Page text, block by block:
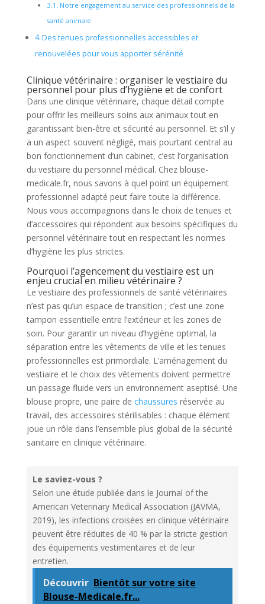
Notre engagement au service des professionnels de la
santé animale
Des tenues professionnelles accessibles et
renouvelées pour vous apporter sérénité
Clinique vétérinaire : organiser le vestiaire du
personnel pour plus d’hygiène et de confort
Dans une clinique vétérinaire, chaque détail compte
pour offrir les meilleurs soins aux animaux tout en
garantissant bien-être et sécurité au personnel. Et s’il y
a un aspect souvent négligé, mais pourtant central au
bon fonctionnement d’un cabinet, c’est l’organisation
du vestiaire du personnel médical. Chez blouse-
medicale.fr, nous savons à quel point un équipement
professionnel adapté peut faire toute la différence.
Nous vous accompagnons dans le choix de tenues et
d’accessoires qui répondent aux besoins spécifiques du
personnel vétérinaire tout en respectant les normes
d’hygiène les plus strictes.
Pourquoi l’agencement du vestiaire est un
enjeu crucial en milieu vétérinaire ?
Le vestiaire des professionnels de santé vétérinaires
n’est pas qu’un espace de transition ; c’est une zone
tampon essentielle entre l’extérieur et les zones de
soin. Pour garantir un niveau d’hygiène optimal, la
séparation entre les vêtements de ville et les tenues
professionnelles est primordiale. L’aménagement du
vestiaire et le choix des vêtements doivent permettre
un passage fluide vers un environnement aseptisé. Une
blouse propre, une paire de chaussures réservée au
travail, des accessoires stérilisables : chaque élément
joue un rôle dans l’ensemble plus global de la sécurité
sanitaire en clinique vétérinaire.
Le saviez-vous ?
Selon une étude publiée dans le Journal of the
American Veterinary Medical Association (JAVMA,
2019), les infections croisées en clinique vétérinaire
peuvent être réduites de 40 % par la stricte gestion
des équipements vestimentaires et de leur
entretien.
Découvrir Bientôt sur votre site
Blouse-Medicale.fr...